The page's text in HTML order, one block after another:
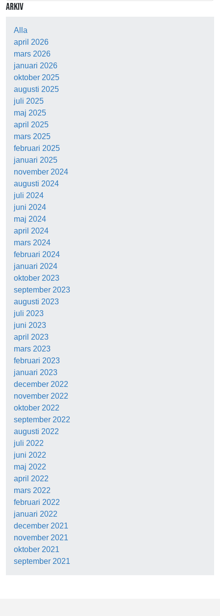
ARKIV
Alla
april 2026
mars 2026
januari 2026
oktober 2025
augusti 2025
juli 2025
maj 2025
april 2025
mars 2025
februari 2025
januari 2025
november 2024
augusti 2024
juli 2024
juni 2024
maj 2024
april 2024
mars 2024
februari 2024
januari 2024
oktober 2023
september 2023
augusti 2023
juli 2023
juni 2023
april 2023
mars 2023
februari 2023
januari 2023
december 2022
november 2022
oktober 2022
september 2022
augusti 2022
juli 2022
juni 2022
maj 2022
april 2022
mars 2022
februari 2022
januari 2022
december 2021
november 2021
oktober 2021
september 2021